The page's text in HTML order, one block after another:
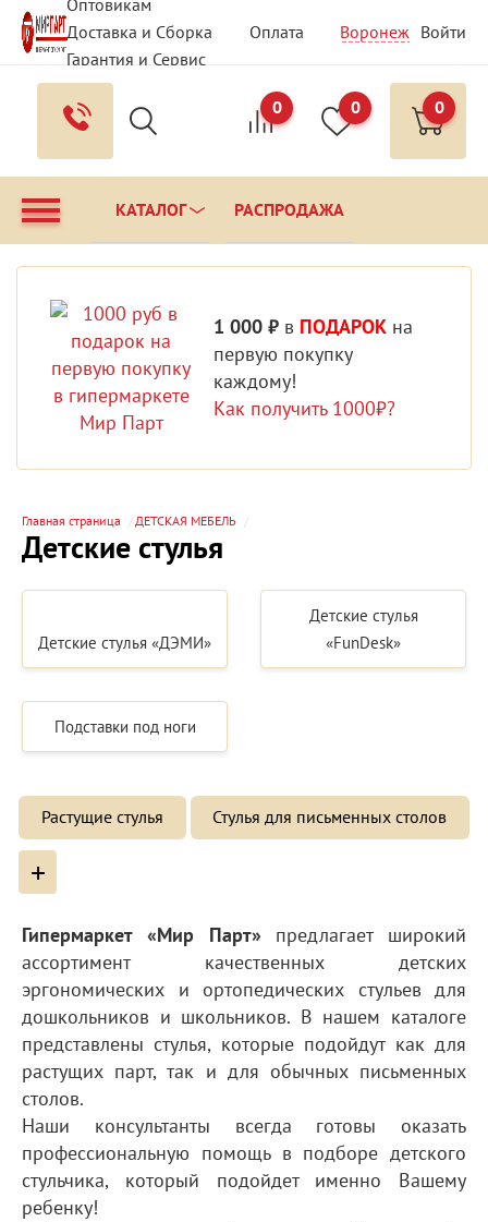
Оптовикам
Доставка и Сборка
Оплата
Гарантия и Сервис
Вопрос - Ответ
Контакты
Воронеж Войти
0 0 0
КАТАЛОГ РАСПРОДАЖА
1 000 ₽ в ПОДАРОК на
первую покупку
каждому!
Как получить 1000₽?
Главная страница ДЕТСКАЯ МЕБЕЛЬ
Детские стулья
Детские стулья «ДЭМИ»
Детские стулья
«FunDesk»
Подставки под ноги
Растущие стулья Стулья для письменных столов
+
Гипермаркет «Мир Парт» предлагает широкий
ассортимент качественных детских
эргономических и ортопедических стульев для
дошкольников и школьников. В нашем каталоге
представлены стулья, которые подойдут как для
растущих парт, так и для обычных письменных
столов.
Наши консультанты всегда готовы оказать
профессиональную помощь в подборе детского
стульчика, который подойдет именно Вашему
ребенку!